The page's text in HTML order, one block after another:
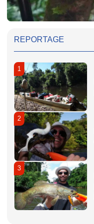
REPORTAGE
1
2
3